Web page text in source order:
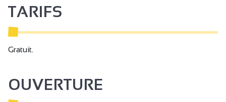
TARIFS
Gratuit.
OUVERTURE